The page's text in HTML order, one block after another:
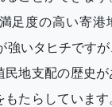
足度の高い寄港
強いタヒチです
地支配の歴史
たらしていま